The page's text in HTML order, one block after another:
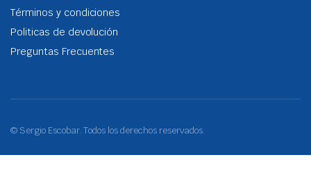
Términos y condiciones
Politicas de devolución
Preguntas Frecuentes
© Sergio Escobar. Todos los derechos reservados.